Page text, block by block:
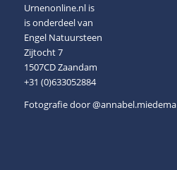
Urnenonline.nl is
is onderdeel van
Engel Natuursteen
Zijtocht 7
1507CD Zaandam
+31 (0)633052884
Fotografie door@annabel.miedema